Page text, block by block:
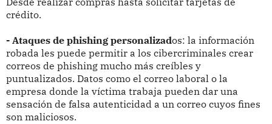
crédito.
- Ataques de phishing personalizados: la información
robada les puede permitir a los cibercriminales crear
correos de phishing mucho más creíbles y
puntualizados. Datos como el correo laboral o la
empresa donde la víctima trabaja pueden dar una
sensación de falsa autenticidad a un correo cuyos fines
son maliciosos.